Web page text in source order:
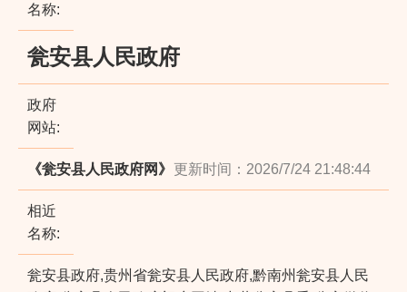
名称:
瓮安县人民政府
政府
网站:
《瓮安县人民政府网》 更新时间：2026/7/24 21:48:44
相近
名称:
瓮安县政府,贵州省瓮安县人民政府,黔南州瓮安县人民